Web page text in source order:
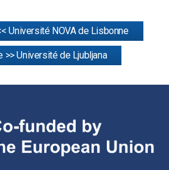
Université NOVA de Lisbonne
>> Université de Ljubljana